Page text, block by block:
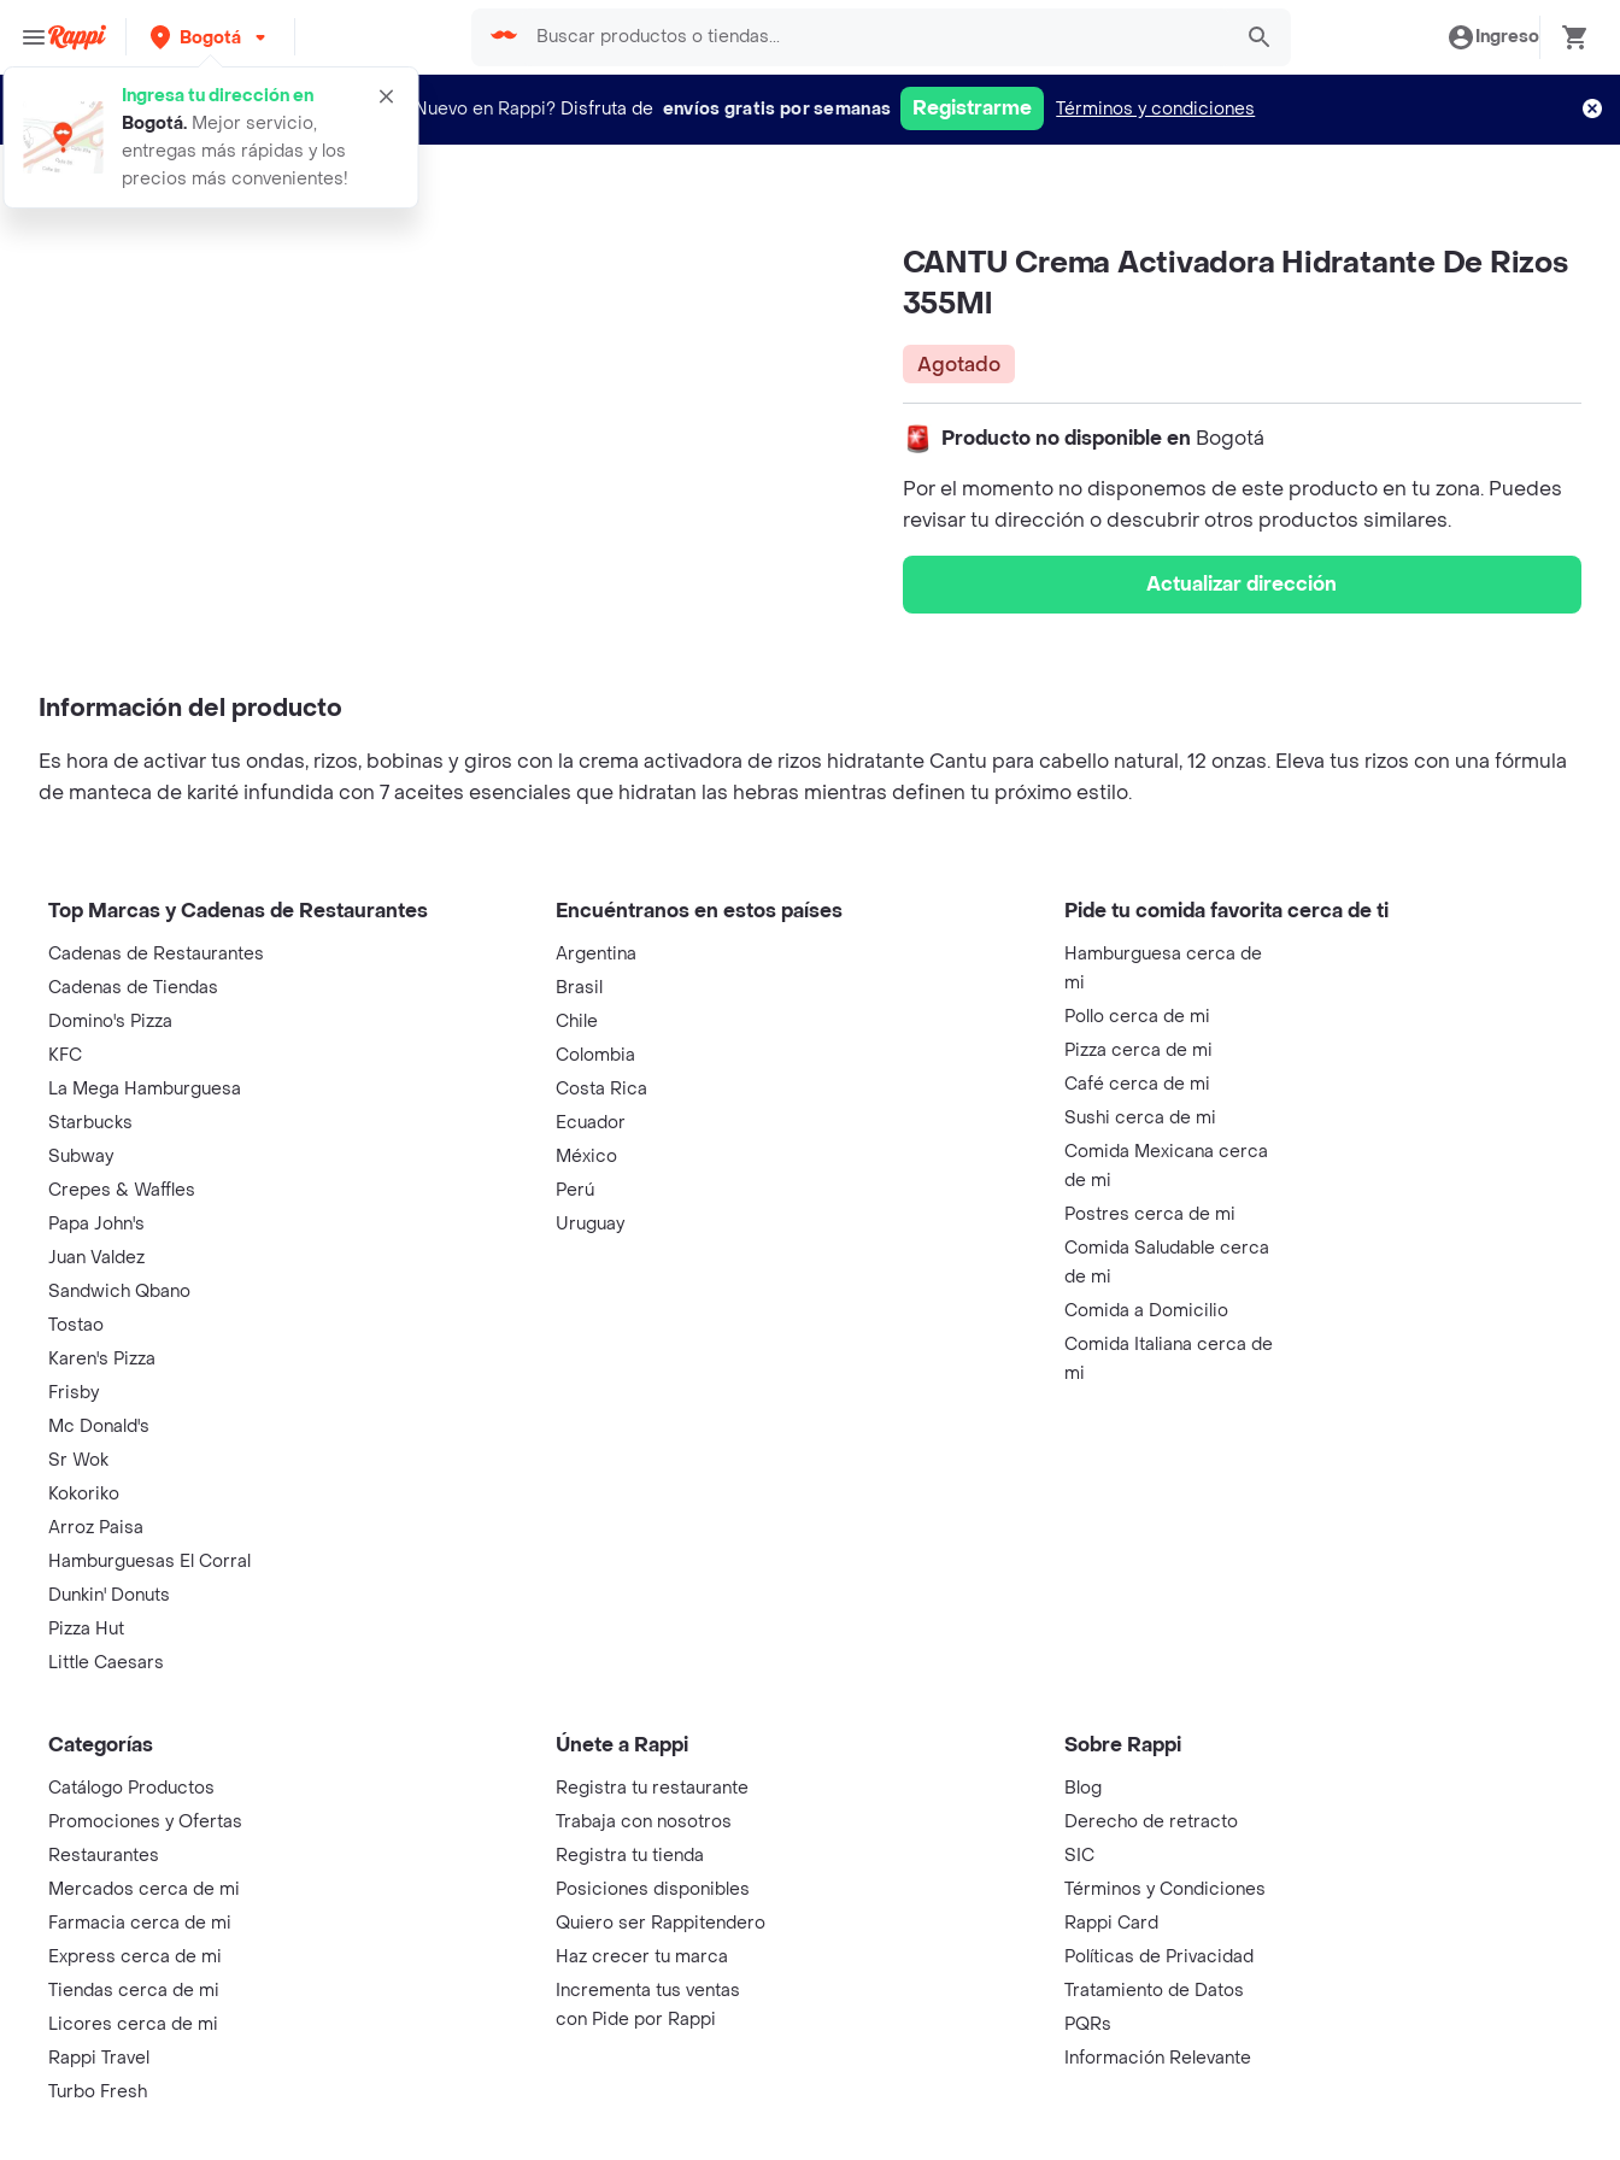
Bogotá
Ingresa tu dirección en
Bogotá. Mejor servicio,
entregas más rápidas y los
precios más convenientes!
Ingreso
¿Nuevo en Rappi? Disfruta de envíos gratis por semanas Registrarme Términos y condiciones
cantu crema activadora hidratante d
CANTU Crema Activadora Hidratante De Rizos
355Ml
Agotado
Producto no disponible en Bogotá
Por el momento no disponemos de este producto en tu zona. Puedes
revisar tu dirección o descubrir otros productos similares.
Actualizar dirección
Información del producto
Es hora de activar tus ondas, rizos, bobinas y giros con la crema activadora de rizos hidratante Cantu para cabello natural, 12 onzas. Eleva tus rizos con una fórmula
de manteca de karité infundida con 7 aceites esenciales que hidratan las hebras mientras definen tu próximo estilo.
Top Marcas y Cadenas de Restaurantes
Cadenas de Restaurantes
Cadenas de Tiendas
Domino's Pizza
KFC
La Mega Hamburguesa
Starbucks
Subway
Crepes & Waffles
Papa John's
Juan Valdez
Sandwich Qbano
Tostao
Karen's Pizza
Frisby
Mc Donald's
Sr Wok
Kokoriko
Arroz Paisa
Hamburguesas El Corral
Dunkin' Donuts
Pizza Hut
Little Caesars
Encuéntranos en estos países
Argentina
Brasil
Chile
Colombia
Costa Rica
Ecuador
México
Perú
Uruguay
Pide tu comida favorita cerca de ti
Hamburguesa cerca de
mi
Pollo cerca de mi
Pizza cerca de mi
Café cerca de mi
Sushi cerca de mi
Comida Mexicana cerca
de mi
Postres cerca de mi
Comida Saludable cerca
de mi
Comida a Domicilio
Comida Italiana cerca de
mi
Categorías
Catálogo Productos
Promociones y Ofertas
Restaurantes
Mercados cerca de mi
Farmacia cerca de mi
Express cerca de mi
Tiendas cerca de mi
Licores cerca de mi
Rappi Travel
Turbo Fresh
Únete a Rappi
Registra tu restaurante
Trabaja con nosotros
Registra tu tienda
Posiciones disponibles
Quiero ser Rappitendero
Haz crecer tu marca
Incrementa tus ventas
con Pide por Rappi
Sobre Rappi
Blog
Derecho de retracto
SIC
Términos y Condiciones
Rappi Card
Políticas de Privacidad
Tratamiento de Datos
PQRs
Información Relevante